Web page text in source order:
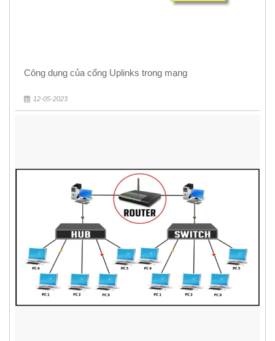
Công dụng của cổng Uplinks trong mạng
12-05-2023